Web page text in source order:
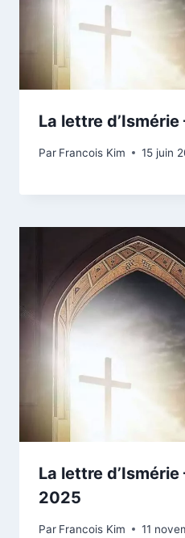
La lettre
Par Francois Kim 15 juin
La lettre
2025
Par Francois Kim 11